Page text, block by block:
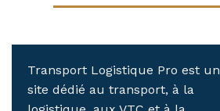
Transport Logistique Pro est un
site dédié au transport, à la